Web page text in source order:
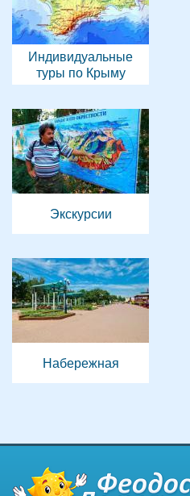
Индивидуальные
туры по Крыму
Экскурсии
Набережная